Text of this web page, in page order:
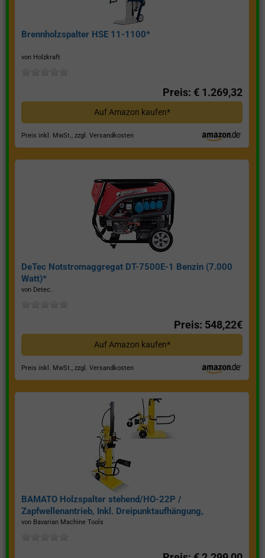
Brennholzspalter HSE 11-1100*
von Holzkraft
Preis: € 1.269,32
Auf Amazon kaufen*
Preis inkl. MwSt., zzgl. Versandkosten
DeTec Notstromaggregat DT-7500E-1 Benzin (7.000
Watt)*
von Detec.
Preis: 548,22€
Auf Amazon kaufen*
Preis inkl. MwSt., zzgl. Versandkosten
BAMATO Holzspalter stehend/HO-22P /
Zapfwellenantrieb, Inkl. Dreipunktaufhängung,
Spaltkraft 22 Tonnen*
von Bavarian Machine Tools